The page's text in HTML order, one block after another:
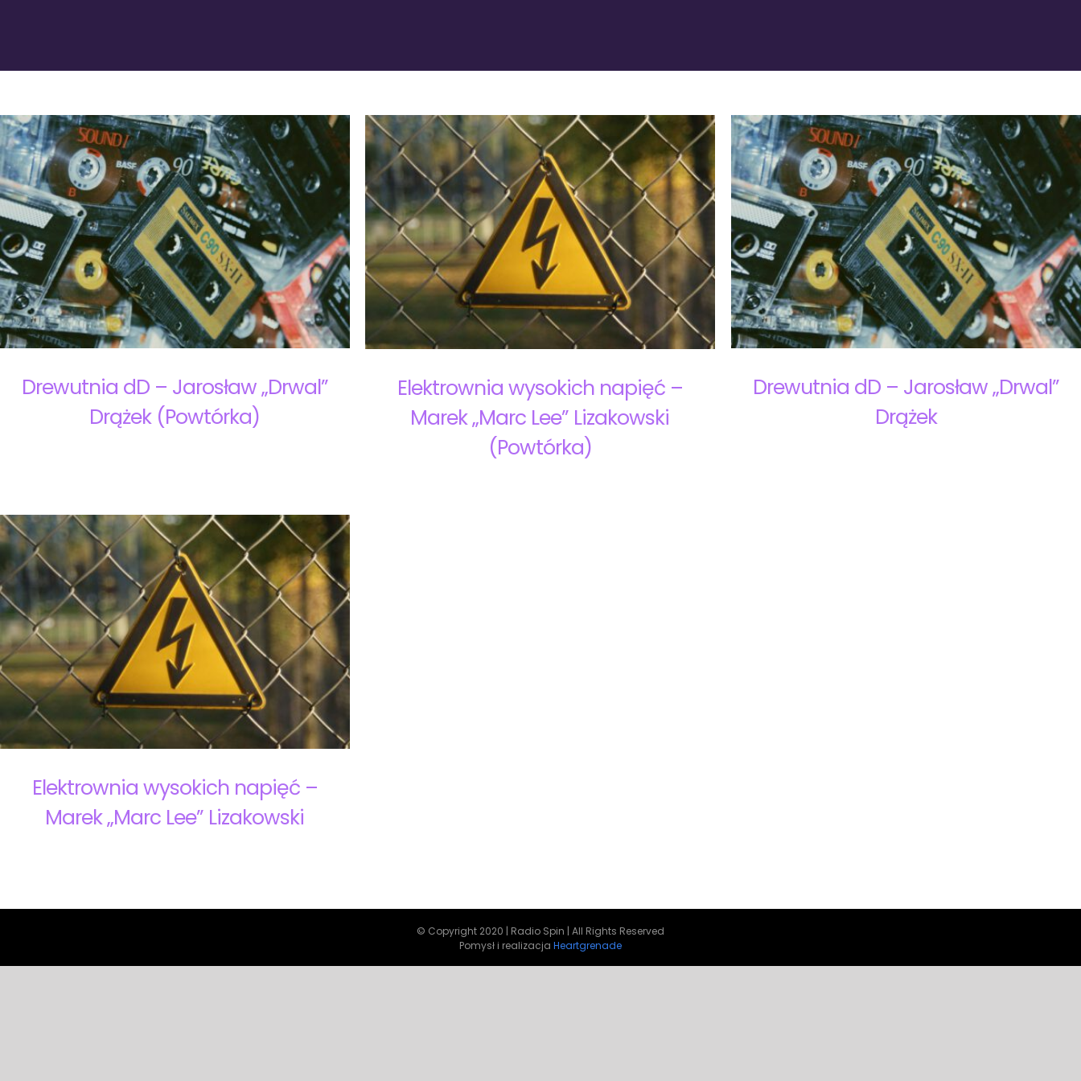
Drewutnia dD – Jarosław „Drwal”
Drążek (Powtórka)
Elektrownia wysokich napięć –
Marek „Marc Lee” Lizakowski
(Powtórka)
Drewutnia dD – Jarosław „Drwal”
Drążek
Elektrownia wysokich napięć –
Marek „Marc Lee” Lizakowski
© Copyright 2020 | Radio Spin | All Rights Reserved
Pomysł i realizacja Heartgrenade